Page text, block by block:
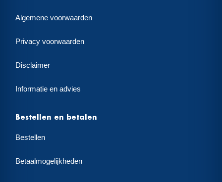
Algemene voorwaarden
Privacy voorwaarden
Disclaimer
Informatie en advies
Bestellen en betalen
Bestellen
Betaalmogelijkheden